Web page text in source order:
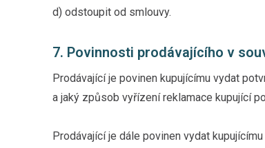
d) odstoupit od smlouvy.
7. Povinnosti prodávajícího v
Prodávající je povinen kupujícímu vydat
a jaký způsob vyřízení reklamace kupující
Prodávající je dále povinen vydat